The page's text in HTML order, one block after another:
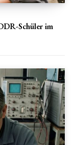
Schüler im